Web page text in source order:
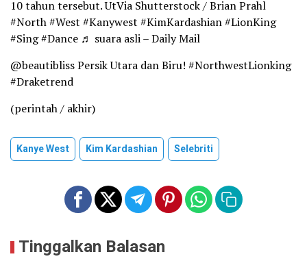
10 tahun tersebut. UtVia Shutterstock / Brian Prahl
#North #West #Kanywest #KimKardashian #LionKing
#Sing #Dance ♬ suara asli – Daily Mail
@beautibliss Persik Utara dan Biru! #NorthwestLionking
#Draketrend
(perintah / akhir)
Kanye West Kim Kardashian Selebriti
Tinggalkan Balasan